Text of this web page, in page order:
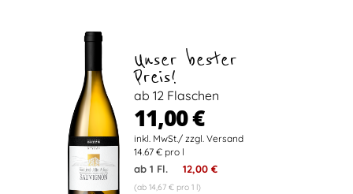
Unser bester
Preis!
ab 12 Flaschen
11,00 €
14.67 € pro l
ab 1 Fl. 12,00 €
(ab 14,67 € pro 1 l)